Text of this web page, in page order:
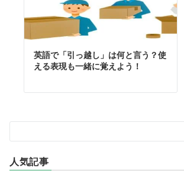
英語で「引っ越し」は何と言う？使
える表現も一緒に覚えよう！
人気記事